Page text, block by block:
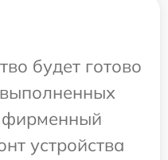
будет готово
фирменный
устройства